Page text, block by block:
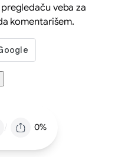
veba za
komentarišem.
/ 0%